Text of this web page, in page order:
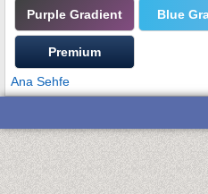
Purple Gradient Blue
Premium
Ana Sehfe